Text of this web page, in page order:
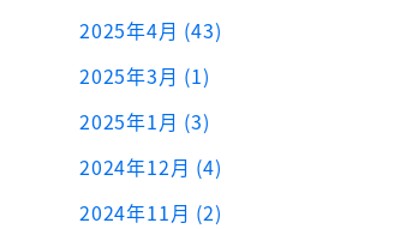
2025年4月 (43)
2025年3月 (1)
2025年1月 (3)
2024年12月 (4)
2024年11月 (2)